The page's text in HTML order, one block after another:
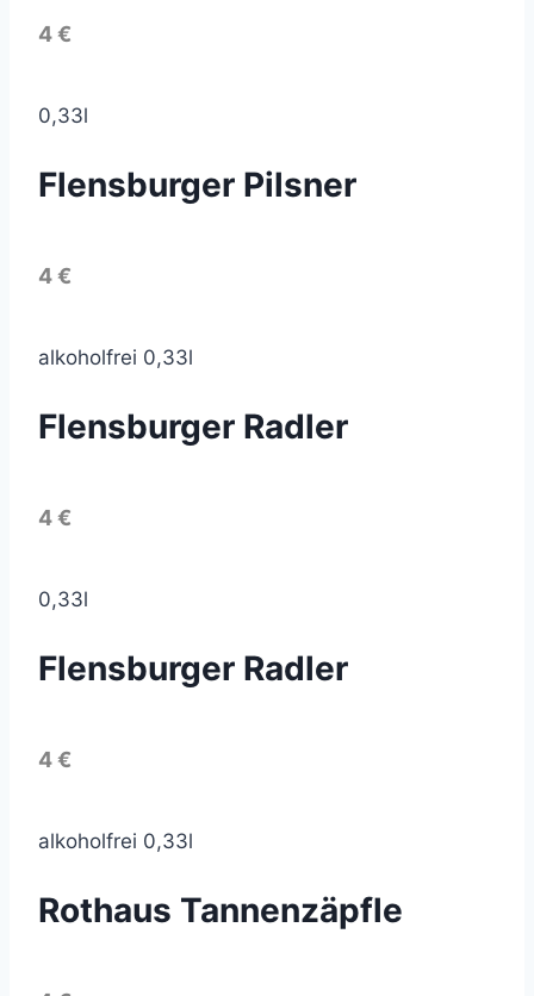
4 €
0,33l
Flensburger Pilsner
4 €
alkoholfrei 0,33l
Flensburger Radler
4 €
0,33l
Flensburger Radler
4 €
alkoholfrei 0,33l
Rothaus Tannenzäpfle